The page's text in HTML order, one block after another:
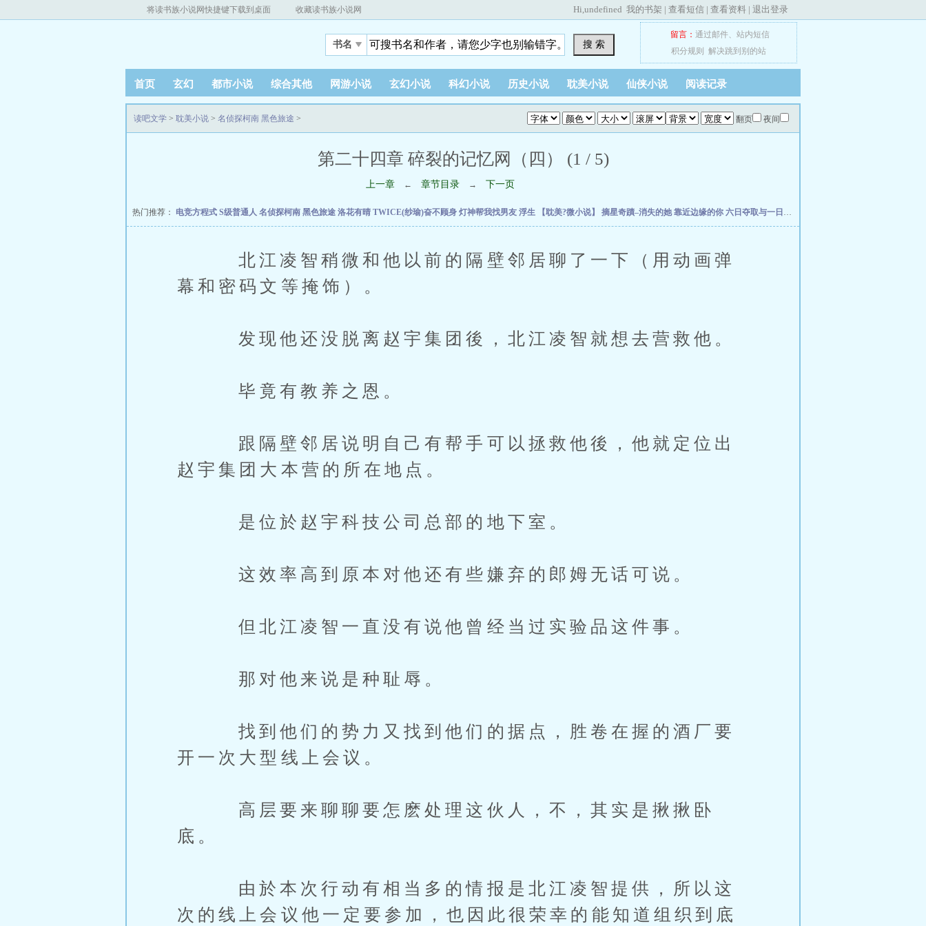
将读书族小说网快捷键下载到桌面 收藏读书族小说网 Hi,undefined 我的书架 | 查看短信 | 查看资料 | 退出登录
书名 搜 索
留言： 通过邮件、 站内短信
积分规则
解决跳到别的站
首页 玄幻 都市小说 综合其他 网游小说 玄幻小说 科幻小说 历史小说 耽美小说 仙侠小说 阅读记录
翻页 夜间
读吧文学 > 耽美小说 > 名侦探柯南 黑色旅途 >
第二十四章 碎裂的记忆网（四） (1 / 5)
上一章 ← 章节目录 → 下一页
热门推荐： 电竞方程式 S级普通人 名侦探柯南 黑色旅途 洛花有晴 TWICE(纱瑜)奋不顾身 灯神帮我找男友 浮生 【耽美?微小说】 摘星奇蹟–消失的她靠近边缘的你 六日夺取与一日安息
北江凌智稍微和他以前的隔壁邻居聊了一下（用动画弹
幕和密码文等掩饰）。
发现他还没脱离赵宇集团後，北江凌智就想去营救他。
毕竟有教养之恩。
跟隔壁邻居说明自己有帮手可以拯救他後，他就定位出
赵宇集团大本营的所在地点。
是位於赵宇科技公司总部的地下室。
这效率高到原本对他还有些嫌弃的郎姆无话可说。
但北江凌智一直没有说他曾经当过实验品这件事。
那对他来说是种耻辱。
找到他们的势力又找到他们的据点，胜卷在握的酒厂要
开一次大型线上会议。
高层要来聊聊要怎麽处理这伙人，不，其实是揪揪卧
底。
由於本次行动有相当多的情报是北江凌智提供，所以这
次的线上会议他一定要参加，也因此很荣幸的能知道组织到底